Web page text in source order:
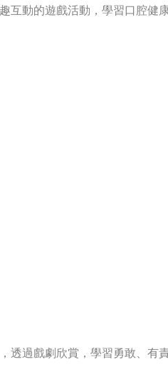
互動的遊戲活動，學習口腔健康
透過戲劇欣賞，學習勇敢、有